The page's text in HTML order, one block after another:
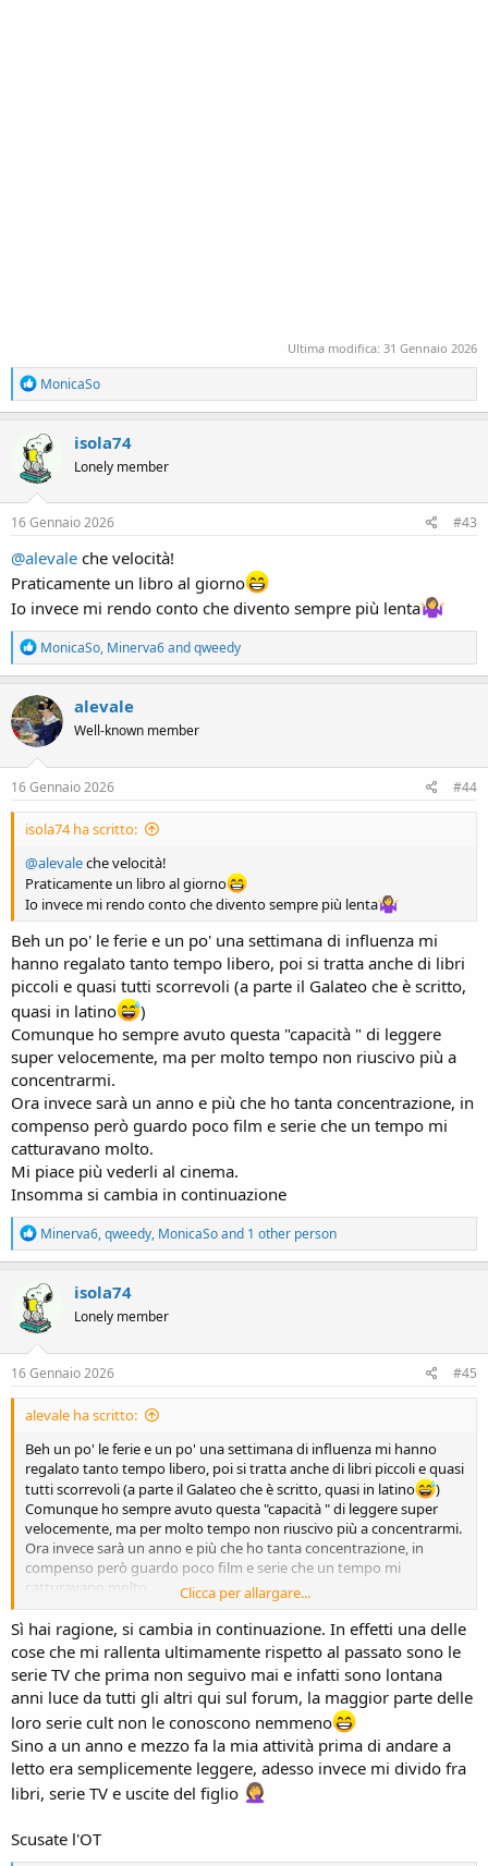
Ultima modifica: 31 Gennaio 2026
R
e
a
c
t
i
o
n
s
MonicaSo
isola74
Lonely member
16 Gennaio 2026 #43
@alevale che velocità!
Praticamente un libro al giorno
Io invece mi rendo conto che divento sempre più lenta
R
e
a
c
t
i
o
n
s
MonicaSo, Minerva6andqweedy
alevale
Well-known member
16 Gennaio 2026 #44
isola74 ha scritto:
@alevaleche velocità!
Praticamente un libro al giorno
Io invece mi rendo conto che divento sempre più lenta
Beh un po' le ferie e un po' una settimana di influenza mi
hanno regalato tanto tempo libero, poi si tratta anche di libri
piccoli e quasi tutti scorrevoli (a parte il Galateo che è scritto,
quasi in latino
)
Comunque ho sempre avuto questa "capacità " di leggere
super velocemente, ma per molto tempo non riuscivo più a
concentrarmi.
Ora invece sarà un anno e più che ho tanta concentrazione, in
compenso però guardo poco film e serie che un tempo mi
catturavano molto.
Mi piace più vederli al cinema.
Insomma si cambia in continuazione
R
e
a
c
t
i
o
n
s
Minerva6,qweedy, MonicaSoand 1 other person
isola74
Lonely member
16 Gennaio 2026 #45
alevale ha scritto:
Beh un po' le ferie e un po' una settimana di influenza mi hanno
regalato tanto tempo libero, poi si tratta anche di libri piccoli e quasi
tutti scorrevoli (a parte il Galateo che è scritto, quasi in latino
)
Comunque ho sempre avuto questa "capacità " di leggere super
velocemente, ma per molto tempo non riuscivo più a concentrarmi.
Ora invece sarà un anno e più che ho tanta concentrazione, in
compenso però guardo poco film e serie che un tempo mi
catturavano molto.
Insomma si cambia in continuazione
Clicca per allargare...
Sì hai ragione, si cambia in continuazione. In effetti una delle
cose che mi rallenta ultimamente rispetto al passato sono le
serie TV che prima non seguivo mai e infatti sono lontana
anni luce da tutti gli altri qui sul forum, la maggior parte delle
loro serie cult non le conoscono nemmeno
Sino a un anno e mezzo fa la mia attività prima di andare a
letto era semplicemente leggere, adesso invece mi divido fra
libri, serie TV e uscite del figlio
Scusate l'OT